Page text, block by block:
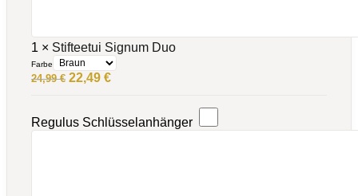
1 × Stifteetui Signum Duo
Farbe
24,99€ Ursprünglicher
24,99 €
22,49 €Aktueller
22,49 €.
Regulus Schlüsselanhänger